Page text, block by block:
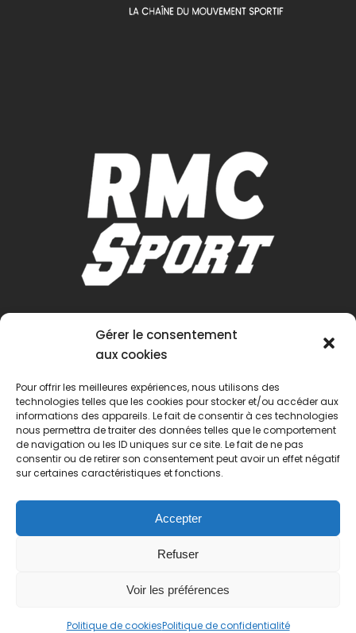
Gérer le consentement
aux cookies
Pour offrir les meilleures expériences, nous utilisons des
technologies telles que les cookies pour stocker et/ou accéder aux
informations des appareils. Le fait de consentir à ces technologies
nous permettra de traiter des données telles que le comportement
de navigation ou les ID uniques sur ce site. Le fait de ne pas
consentir ou de retirer son consentement peut avoir un effet négatif
sur certaines caractéristiques et fonctions.
Accepter
Refuser
Voir les préférences
Politique de cookiesPolitique de confidentialité
réservés.